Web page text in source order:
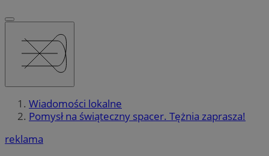
Wiadomości lokalne
Pomysł na świąteczny spacer. Tężnia zaprasza!
reklama